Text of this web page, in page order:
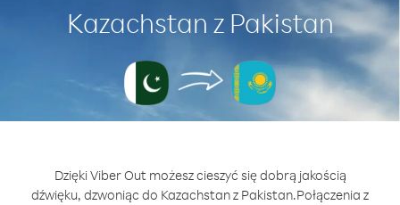
Kazachstan z Pakistan
Dzięki Viber Out możesz cieszyć się dobrą jakością
dźwięku, dzwoniąc do Kazachstan z Pakistan.Połączenia z